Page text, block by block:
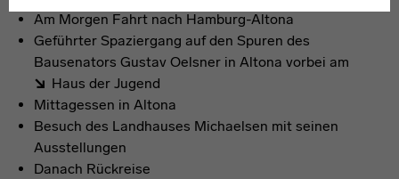
Datenschutzerklärungoder demImpressum
Am Morgen Fahrt nach Hamburg-Altona
Geführter Spaziergang auf den Spuren des
Bausenators Gustav Oelsner in Altona vorbei am
Haus der Jugend
Mittagessen in Altona
Besuch des Landhauses Michaelsen mit seinen
Ausstellungen
Danach Rückreise